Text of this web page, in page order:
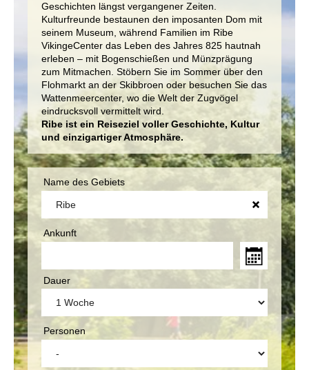
Geschichten längst vergangener Zeiten.
Kulturfreunde bestaunen den imposanten Dom mit
seinem Museum, während Familien im Ribe
VikingeCenter das Leben des Jahres 825 hautnah
erleben – mit Bogenschießen und Münzprägung
zum Mitmachen. Stöbern Sie im Sommer über den
Flohmarkt an der Skibbroen oder besuchen Sie das
Wattenmeercenter, wo die Welt der Zugvögel
eindrucksvoll vermittelt wird.
Ribe ist ein Reiseziel voller Geschichte, Kultur
und einzigartiger Atmosphäre.
Name des Gebiets
Ankunft
Dauer
Personen